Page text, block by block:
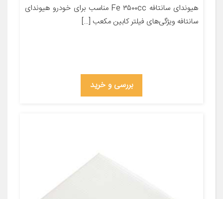
هیوندای سانتافه Fe ۳۵۰۰cc مناسب برای خودرو هیوندای
سانتافه ویژگی‌های فیلتر کابین مکعب […]
بررسی و خرید